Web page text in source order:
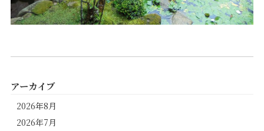
アーカイブ
2026年8月
2026年7月